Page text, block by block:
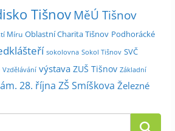
Tišnov MěÚ Tišnov
Míru Oblastní Charita Tišnov Podhorácké
sokolovna Sokol Tišnov SVČ
Vzdělávání výstava ZUŠ Tišnov Základní
28. října ZŠ Smíškova Železné